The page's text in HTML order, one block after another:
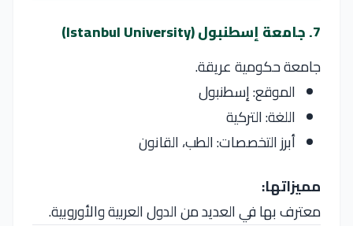
7. جامعة إسطنبول (Istanbul University)
جامعة حكومية عريقة.
الموقع: إسطنبول
اللغة: التركية
أبرز التخصصات: الطب، القانون
مميزاتها:
معترف بها في العديد من الدول العربية والأوروبية.